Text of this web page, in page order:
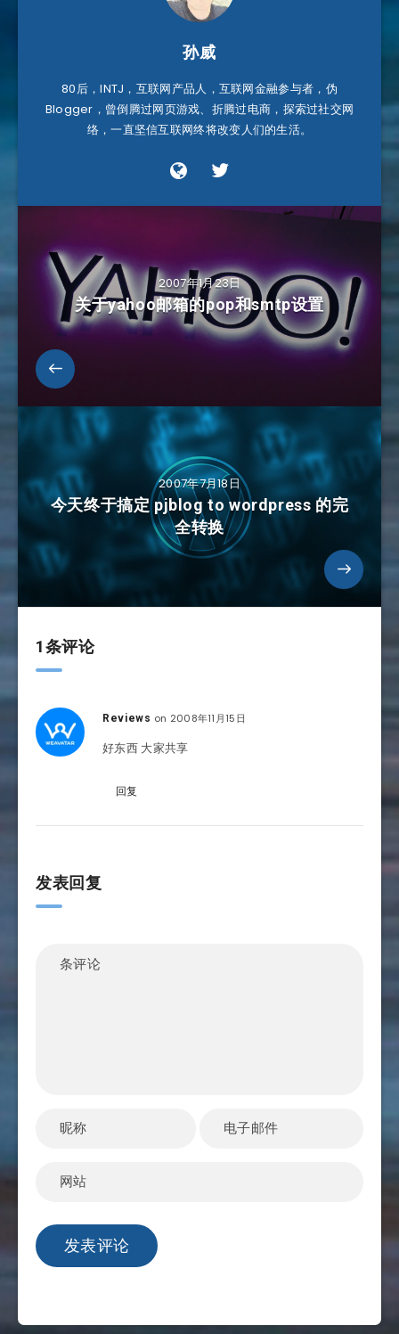
孙威
80后，INTJ，互联网产品人，互联网金融参与者，伪
Blogger，曾倒腾过网页游戏、折腾过电商，探索过社交网
络，一直坚信互联网终将改变人们的生活。
2007年1月23日
关于yahoo邮箱的pop和smtp设置
2007年7月18日
今天终于搞定 pjblog to wordpress 的完
全转换
1条评论
Reviews on 2008年11月15日
好东西 大家共享
回复
发表回复